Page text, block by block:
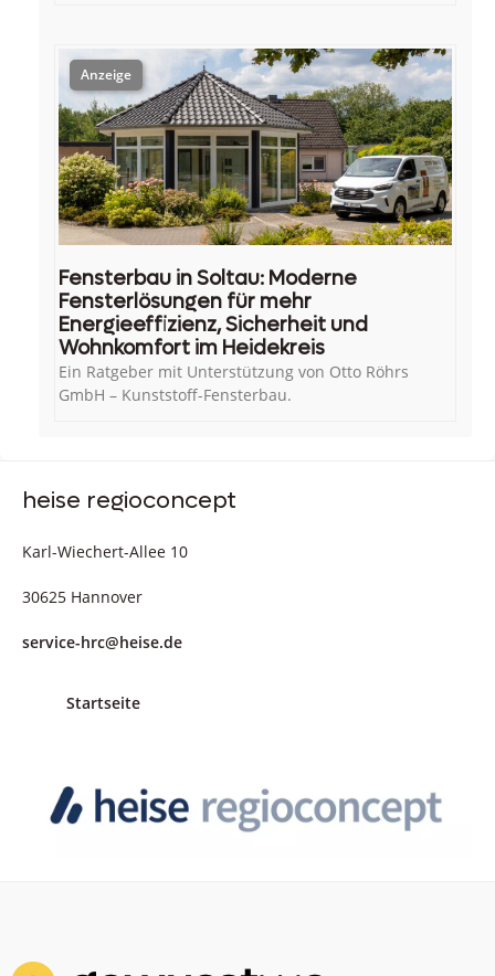
Fensterbau in Soltau: Moderne
Fensterlösungen für mehr
Energieeffizienz, Sicherheit und
Wohnkomfort im Heidekreis
Ein Ratgeber mit Unterstützung von Otto Röhrs
GmbH – Kunststoff-Fensterbau.
heise regioconcept
Karl-Wiechert-Allee 10
30625 Hannover
service-hrc@heise.de
Startseite